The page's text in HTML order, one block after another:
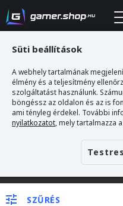
SZŰRÉS
Süti beállítások
A webhely tartalmának
élmény és a teljesítmény
szolgáltatást használunk.
böngéssz az oldalon és az is
ami tényleg érdekel. További
nyilatkozatot, mely tartalmazza